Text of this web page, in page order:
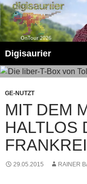
Zum
Inhalt
springen
Digisaurier
GE-NUTZT
MIT DEM
HALTLOS
29.05.2015 RAINER